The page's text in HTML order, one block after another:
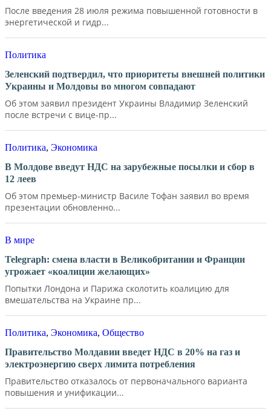
После введения 28 июля режима повышенной готовности в
энергетической и гидр...
Политика
Зеленский подтвердил, что приоритеты внешней политики
Украины и Молдовы во многом совпадают
Об этом заявил президент Украины Владимир Зеленский
после встречи с вице-пр...
Политика, Экономика
В Молдове введут НДС на зарубежные посылки и сбор в
12 леев
Об этом премьер-министр Василе Тофан заявил во время
презентации обновленно...
В мире
Telegraph: смена власти в Великобритании и Франции
угрожает «коалиции желающих»
Попытки Лондона и Парижа сколотить коалицию для
вмешательства на Украине пр...
Политика, Экономика, Общество
Правительство Молдавии введет НДС в 20% на газ и
электроэнергию сверх лимита потребления
Правительство отказалось от первоначального варианта
повышения и унификации...